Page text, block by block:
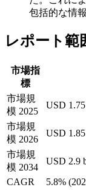
包括的な情
レポート範
市場指
標
市場規
模 2025
USD
市場規
模 2026
USD
市場規
模 2034
USD 2.9
CAGR
5.8%